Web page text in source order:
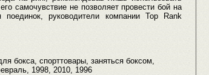
самочувствие не позволяет провести бой на
руководители компании Top Rank
бокса, спорттовары, заняться боксом,
1998, 2010, 1996